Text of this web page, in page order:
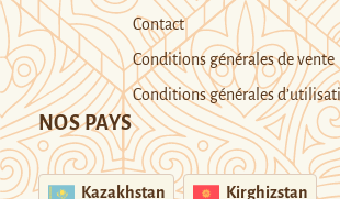
Contact
Conditions générales de vente
Conditions générales
NOS PAYS
Kazakhstan Kirghizstan